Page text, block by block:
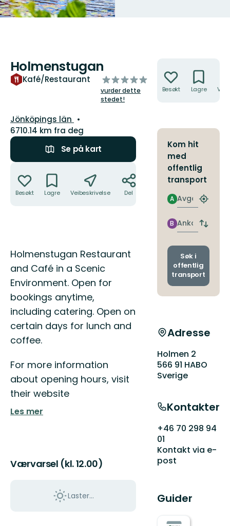
Holmenstugan
Kafé/Restaurant
av
5
stjerner
vurder dette
stedet!
Fylke:
Jönköpings län
6710.14 km fra deg
Se på kart
Besøkt Lagre Veibeskrivelse Del
Beskrivelse
Holmenstugan Restaurant
and Café in a Scenic
Environment. Open for
bookings anytime,
including catering. Open on
certain days for lunch and
coffee.
For more information
about opening hours, visit
their website
Les mer
Værvarsel (kl. 12.00)
Laster…
Besøkt Lagre
Kom hit
med
offentlig
transport
Avgang
A
Finn
Ankomst
B
Bytt
og
Søk i
offentlig
transport
Adresse
Holmen 2
566 91 HABO
Sverige
Kontakter
+46 70 298 94
01
Kontakt via e-
post
Guider